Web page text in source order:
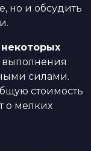
но и обсудить
выполнения
силами.
стоимость
о мелких